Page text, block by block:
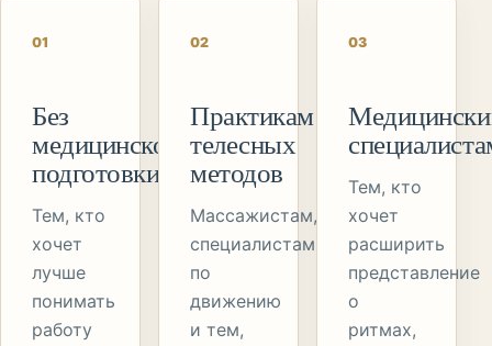
01
Без
медицинской
подготовки
Тем, кто
хочет
лучше
понимать
работу
02
Практикам
телесных
методов
Массажистам,
специалистам
по
движению
и тем,
03
Тем, кто
хочет
расширить
представление
о
ритмах,